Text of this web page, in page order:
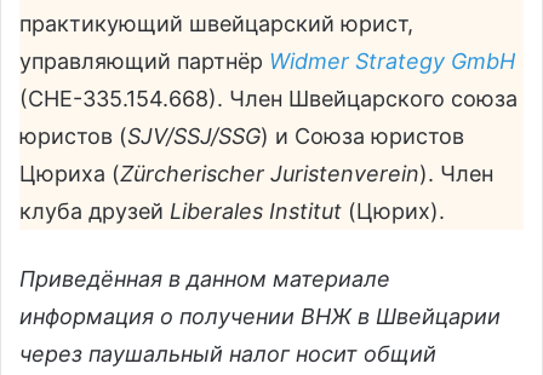
практикующий швейцарский юрист,
управляющий партнёр Widmer Strategy GmbH
(CHE-335.154.668). Член Швейцарского союза
юристов (SJV/SSJ/SSG) и Союза юристов
Цюриха (Zürcherischer Juristenverein). Член
клуба друзей Liberales Institut (Цюрих).
Приведённая в данном материале
информация о получении ВНЖ в Швейцарии
через паушальный налог носит общий